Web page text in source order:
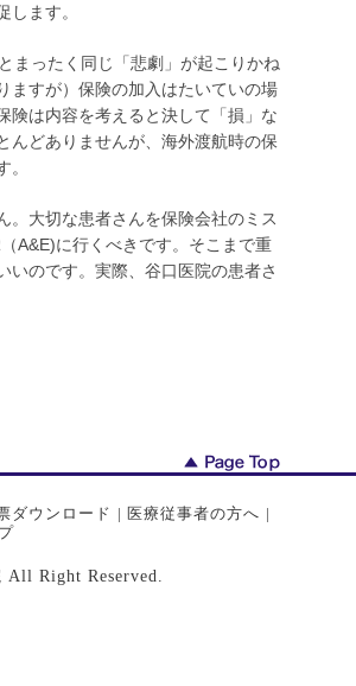
ます。
まったく同じ「悲劇」が起こりかね
ますが）保険の加入はたいていの場
険は内容を考えると決して「損」な
んどありませんが、海外渡航時の保
大切な患者さんを保険会社のミス
A&E)に行くべきです。そこまで重
いのです。実際、谷口医院の患者さ
ダウンロード | 医療従事者の方へ |
Right Reserved.